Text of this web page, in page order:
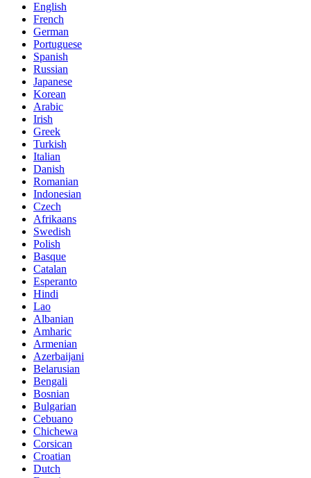
English
French
German
Portuguese
Spanish
Russian
Japanese
Korean
Arabic
Irish
Greek
Turkish
Italian
Danish
Romanian
Indonesian
Czech
Afrikaans
Swedish
Polish
Basque
Catalan
Esperanto
Hindi
Lao
Albanian
Amharic
Armenian
Azerbaijani
Belarusian
Bengali
Bosnian
Bulgarian
Cebuano
Chichewa
Corsican
Croatian
Dutch